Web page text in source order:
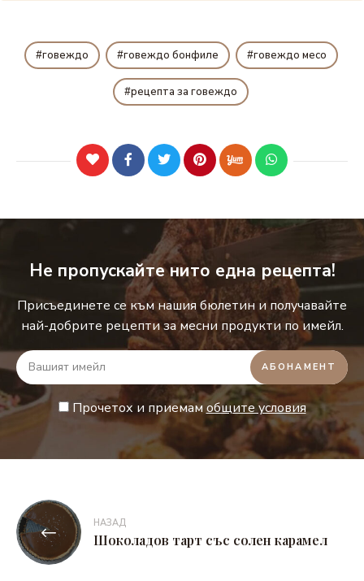
говеждо говеждо бонфиле говеждо месо
рецепта за говеждо
Не пропускайте нито една рецепта!
Присъединете се към нашия бюлетин и получавайте
най-добрите рецепти за месни продукти по имейл.
Прочетох и приемамобщите условия
Навигация
НАЗАД
Шоколадов тарт със солен карамел